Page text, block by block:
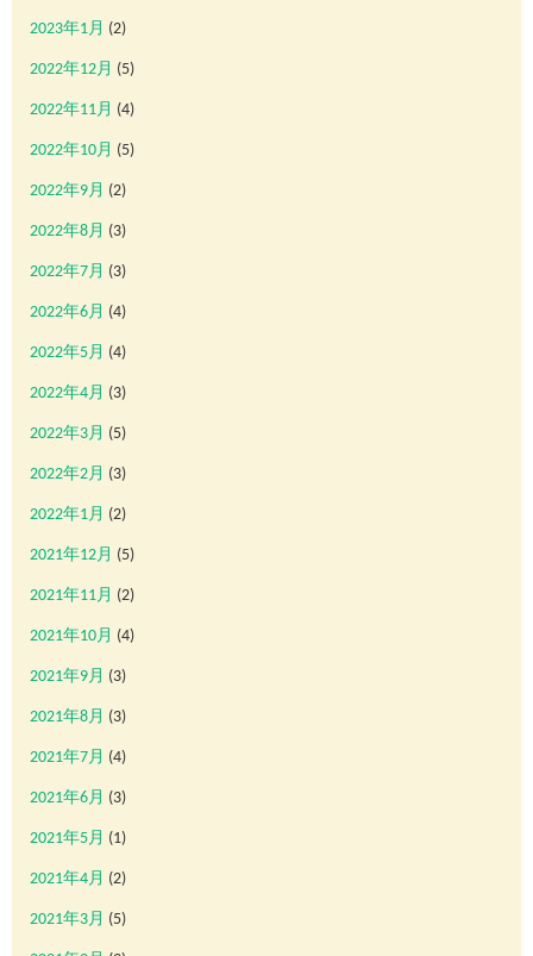
2023年1月 (2)
2022年12月 (5)
2022年11月 (4)
2022年10月 (5)
2022年9月 (2)
2022年8月 (3)
2022年7月 (3)
2022年6月 (4)
2022年5月 (4)
2022年4月 (3)
2022年3月 (5)
2022年2月 (3)
2022年1月 (2)
2021年12月 (5)
2021年11月 (2)
2021年10月 (4)
2021年9月 (3)
2021年8月 (3)
2021年7月 (4)
2021年6月 (3)
2021年5月 (1)
2021年4月 (2)
2021年3月 (5)